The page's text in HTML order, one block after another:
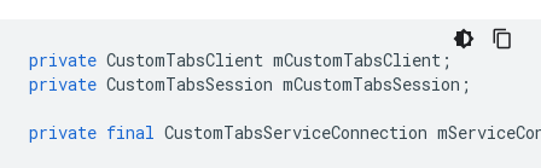
private CustomTabsClient mCustomTabsClient ;
private CustomTabsSession mCustomTabsSession ;
private final CustomTabsServiceConnection